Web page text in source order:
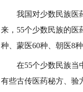
我国对少数民族医药
来，55个少数民族的医
种、蒙医60种、朝医8
在55个少数民族当中
有些古传医药秘方、验